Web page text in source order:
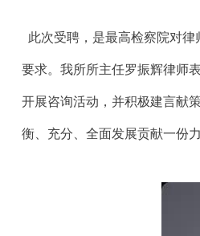
此次受聘，是最高检察院对
要求。我所所主任罗振辉律师
开展咨询活动，并积极建言献
衡、充分、全面发展贡献一份力